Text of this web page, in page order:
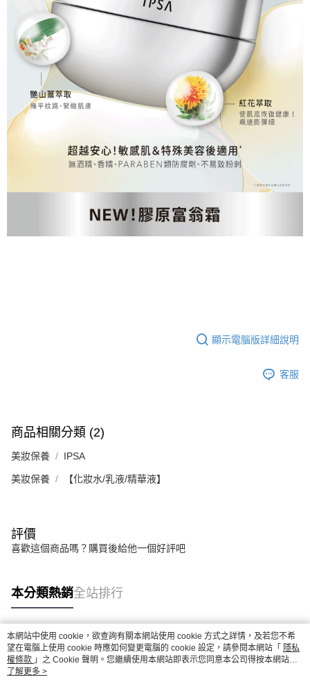
顯示電腦版詳細說明
客服
商品相關分類 (2)
美妝保養 IPSA
美妝保養 【化妝水/乳液/精華液】
評價
喜歡這個商品嗎？購買後給他一個好評吧
本分類熱銷全站排行
熱門標籤
本網站中使用 cookie，欲查詢有關本網站使用 cookie 方式之詳情，及若您不希
望在電腦上使用 cookie 時應如何變更電腦的 cookie 設定，請參閱本網站「 隱私
權條款 」之 Cookie 聲明。您繼續使用本網站即表示您同意本公司得按本網站使
用條款之 Cookie 聲明使用 cookie。
了解更多 >